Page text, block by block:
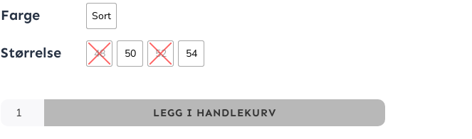
Farge Sort
Størrelse 48 50 52 54
LEGG I HANDLEKURV